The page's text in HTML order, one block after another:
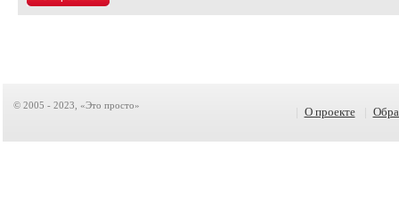
© 2005 - 2023, «Это просто» О проекте